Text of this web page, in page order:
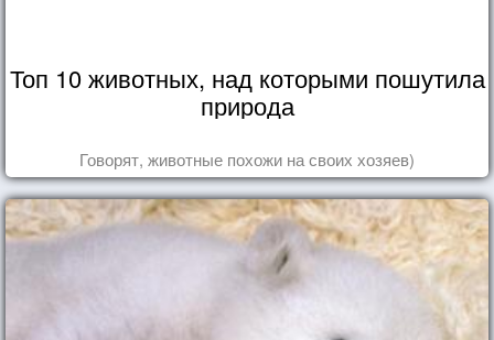
Топ 10 животных, над которыми пошутила
природа
Говорят, животные похожи на своих хозяев)